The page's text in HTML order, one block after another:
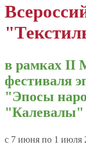
в рамках II
фестиваля
"Эпосы
"Калевалы"
c 7 июня по 1 июля